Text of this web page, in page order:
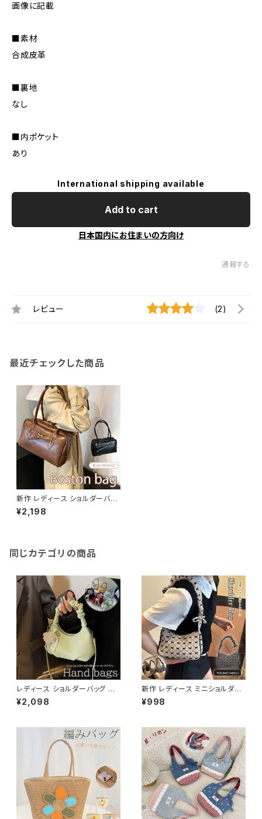
画像に記載
■素材
合成皮革
■裏地
なし
■内ポケット
あり
International shipping available
Add to cart
日本国内にお住まいの方向け
通報する
レビュー (2)
最近チェックした商品
新作 レディース ショルダーバッ
グ ハンドバッグ キャンバス ボス
トンバック 大容量
¥2,198
同じカテゴリの商品
レディース ショルダーバッグ ト
ートバッグ 肩掛け 大きめハート
ピース きれいめ 可愛い
¥2,098
新作 レディース ミニショルダー
バッグ トートバッグ リボン 可愛
い お洒落
¥998